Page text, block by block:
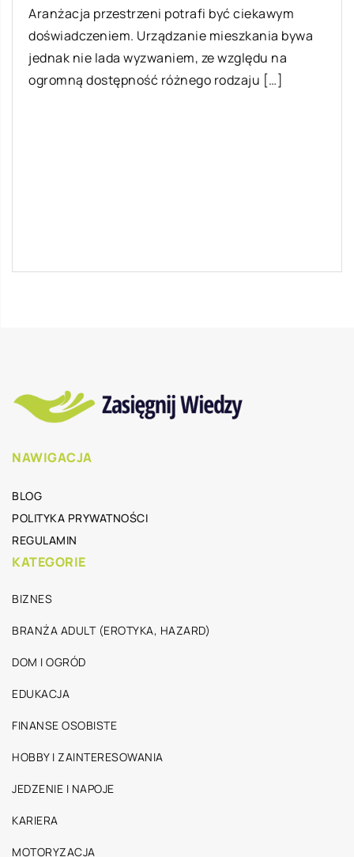
09 marca 2022
Podstawowe wyposażenie jakie powinno się
NAWIGACJA
BLOG
POLITYKA PRYWATNOŚCI
REGULAMIN
KATEGORIE
BIZNES
BRANŻA ADULT (EROTYKA, HAZARD)
DOM I OGRÓD
EDUKACJA
FINANSE OSOBISTE
HOBBY I ZAINTERESOWANIA
JEDZENIE I NAPOJE
KARIERA
MOTORYZACJA